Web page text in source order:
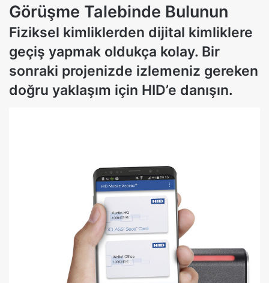
Görüşme Talebinde Bulunun
Fiziksel kimliklerden dijital kimliklere
geçiş yapmak oldukça kolay. Bir
sonraki projenizde izlemeniz gereken
doğru yaklaşım için HID’e danışın.